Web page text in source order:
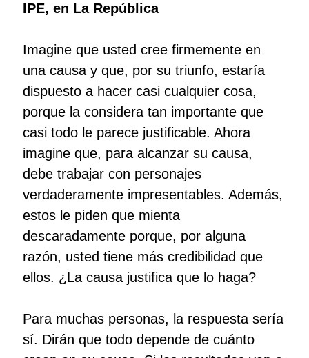
IPE, en La República
Imagine que usted cree firmemente en
una causa y que, por su triunfo, estaría
dispuesto a hacer casi cualquier cosa,
porque la considera tan importante que
casi todo le parece justificable. Ahora
imagine que, para alcanzar su causa,
debe trabajar con personajes
verdaderamente impresentables. Además,
estos le piden que mienta
descaradamente porque, por alguna
razón, usted tiene más credibilidad que
ellos. ¿La causa justifica que lo haga?
Para muchas personas, la respuesta sería
sí. Dirán que todo depende de cuánto